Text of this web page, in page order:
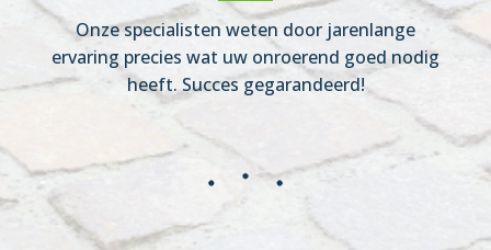
Onze specialisten weten door jarenlange
ervaring precies wat uw onroerend goed nodig
heeft. Succes gegarandeerd!